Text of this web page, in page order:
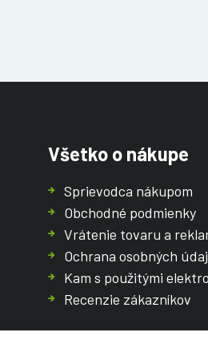
Všetko o nákupe
Sprievodca nákupom
Obchodné podmienky
Vrátenie tovaru a
Ochrana osobných
Kam s použitými
Recenzie zákazníkov